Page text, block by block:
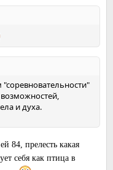
"соревновательности"
и духа.
84, прелесть какая
себя как птица в